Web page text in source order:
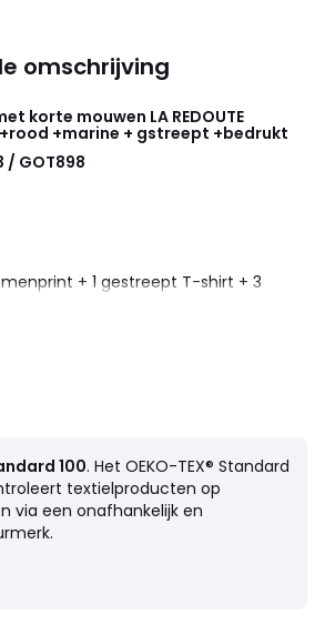
omschrijving
korte mouwen LA REDOUTE
+marine + gstreept +bedrukt
/ GOT898
+ 1 gestreept T-shirt + 3
100. Het OEKO-TEX® Standard
textielproducten op
via een onafhankelijk en